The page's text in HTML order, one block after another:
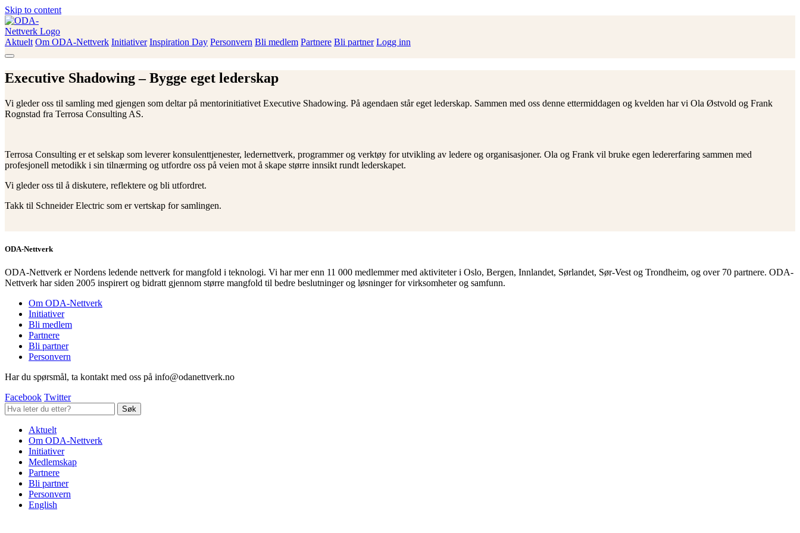
Skip to content
Aktuelt Om ODA-Nettverk Initiativer Inspiration Day Personvern Bli medlem Partnere Bli partner Logg inn
Executive Shadowing – Bygge eget lederskap
Vi gleder oss til samling med gjengen som deltar på mentorinitiativet Executive Shadowing. På agendaen står eget lederskap. Sammen med oss denne ettermiddagen og kvelden har vi Ola Østvold og Frank
Rognstad fra Terrosa Consulting AS.
Terrosa Consulting er et selskap som leverer konsulenttjenester, ledernettverk, programmer og verktøy for utvikling av ledere og organisasjoner. Ola og Frank vil bruke egen ledererfaring sammen med
profesjonell metodikk i sin tilnærming og utfordre oss på veien mot å skape større innsikt rundt lederskapet.
Vi gleder oss til å diskutere, reflektere og bli utfordret.
Takk til Schneider Electric som er vertskap for samlingen.
ODA-Nettverk
ODA-Nettverk er Nordens ledende nettverk for mangfold i teknologi. Vi har mer enn 11 000 medlemmer med aktiviteter i Oslo, Bergen, Innlandet, Sørlandet, Sør-Vest og Trondheim, og over 70 partnere. ODA-
Nettverk har siden 2005 inspirert og bidratt gjennom større mangfold til bedre beslutninger og løsninger for virksomheter og samfunn.
Om ODA-Nettverk
Initiativer
Bli medlem
Partnere
Bli partner
Personvern
Har du spørsmål, ta kontakt med oss på info@odanettverk.no
Facebook Twitter
Aktuelt
Om ODA-Nettverk
Initiativer
Medlemskap
Partnere
Bli partner
Personvern
English